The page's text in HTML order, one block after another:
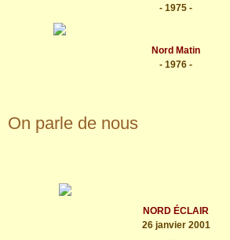
- 1975 -
Nord Matin
- 1976 -
On parle de nous
NORD ÉCLAIR
26 janvier 2001